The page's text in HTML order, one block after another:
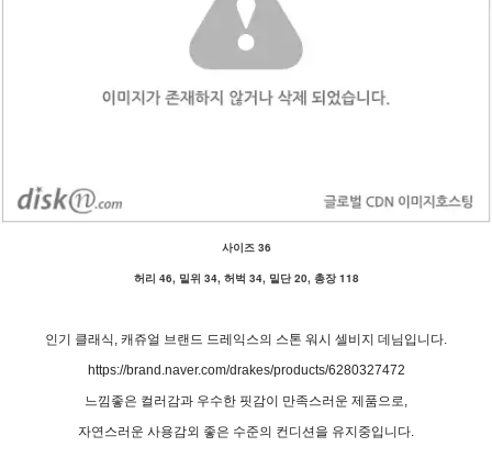
사이즈 36
허리 46, 밑위 34, 허벅 34, 밑단 20, 총장 118
인기 클래식, 캐쥬얼 브랜드 드레익스의 스톤 워시 셀비지 데님입니다.
https://brand.naver.com/drakes/products/6280327472
느낌좋은 컬러감과 우수한 핏감이 만족스러운 제품으로,
자연스러운 사용감외 좋은 수준의 컨디션을 유지중입니다.